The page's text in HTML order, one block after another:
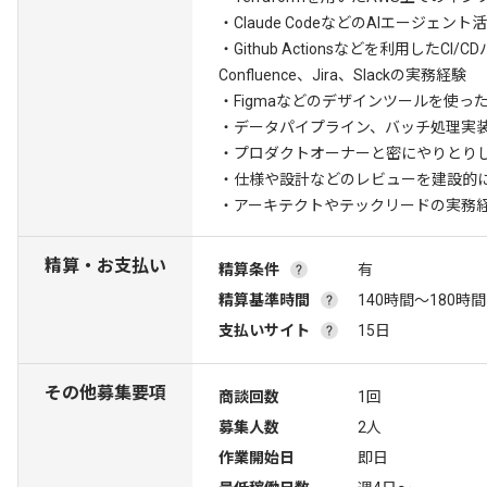
・Claude CodeなどのAIエージェント
・Github Actionsなどを利用したCI/
Confluence、Jira、Slackの実務経験
・Figmaなどのデザインツールを使っ
・データパイプライン、バッチ処理実
・プロダクトオーナーと密にやりと
・仕様や設計などのレビューを建設的
・アーキテクトやテックリードの実務
精算・お支払い 精算条件
有
精算基準時間
140時間〜180時間
支払いサイト
15日
その他募集要項 商談回数
1回
募集人数
2人
作業開始日
即日